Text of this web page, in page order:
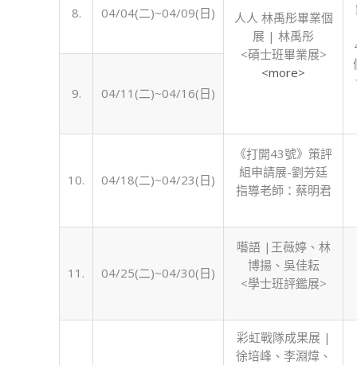
8. 04/04(二)~04/09(日)
人人 林禹彤畢業個
展 | 林禹彤
<碩士班畢業展>
<more>
9. 04/11(二)~04/16(日)
10. 04/18(二)~04/23(日)
《打開43號》策評
組申請展-劉芳廷
指導老師：蔡明君
11. 04/25(二)~04/30(日)
囈語 |王薇婷、林
博揚、吳佳耘
<學士班評鑑展>
彩虹戰隊成果展 |
徐培峰、李淵煒、